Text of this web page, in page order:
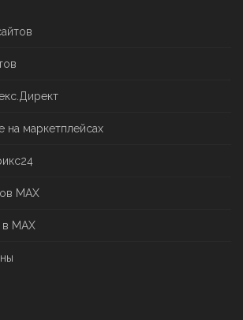
маркетплейсах
MAX
MAX